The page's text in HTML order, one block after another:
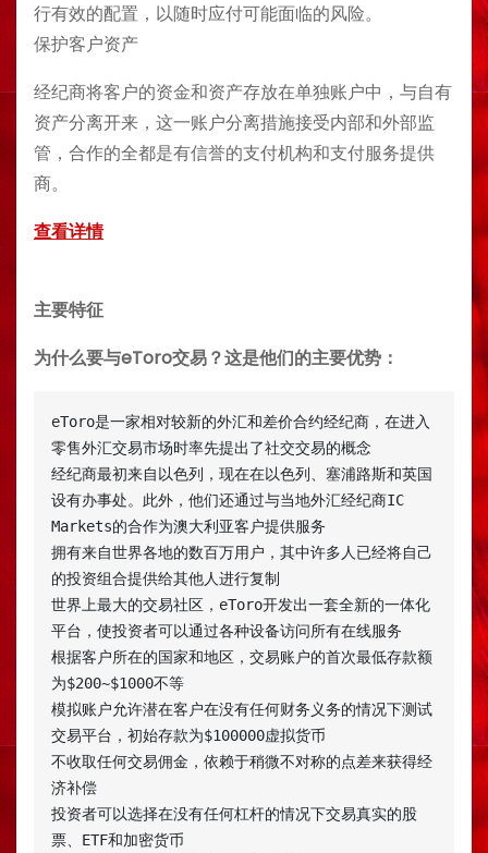
行有效的配置，以随时应付可能面临的风险。
保护客户资产
经纪商将客户的资金和资产存放在单独账户中，与自有
资产分离开来，这一账户分离措施接受内部和外部监
管，合作的全都是有信誉的支付机构和支付服务提供
商。
查看详情
主要特征
为什么要与eToro交易？这是他们的主要优势：
eToro是一家相对较新的外汇和差价合约经纪商，在进入
零售外汇交易市场时率先提出了社交交易的概念
经纪商最初来自以色列，现在在以色列、塞浦路斯和英国
设有办事处。此外，他们还通过与当地外汇经纪商IC
Markets的合作为澳大利亚客户提供服务
拥有来自世界各地的数百万用户，其中许多人已经将自己
的投资组合提供给其他人进行复制
世界上最大的交易社区，eToro开发出一套全新的一体化
平台，使投资者可以通过各种设备访问所有在线服务
根据客户所在的国家和地区，交易账户的首次最低存款额
为$200~$1000不等
模拟账户允许潜在客户在没有任何财务义务的情况下测试
交易平台，初始存款为$100000虚拟货币
不收取任何交易佣金，依赖于稍微不对称的点差来获得经
济补偿
投资者可以选择在没有任何杠杆的情况下交易真实的股
票、ETF和加密货币